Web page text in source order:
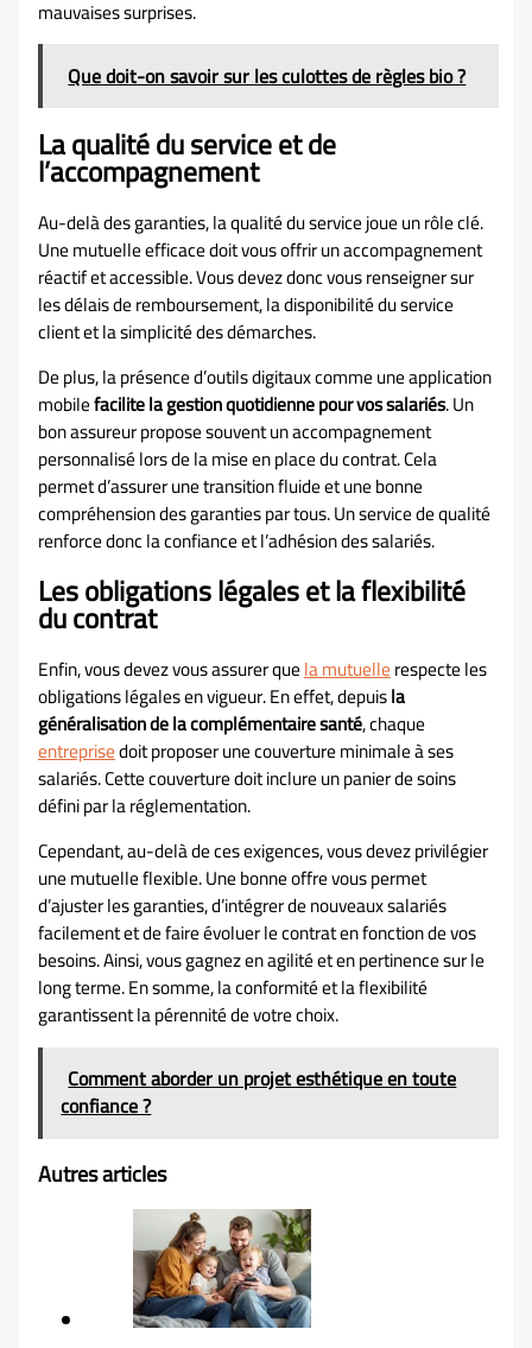
mauvaises surprises.
Que doit-on savoir sur les culottes de règles bio ?
La qualité du service et de
l’accompagnement
Au-delà des garanties, la qualité du service joue un rôle clé.
Une mutuelle efficace doit vous offrir un accompagnement
réactif et accessible. Vous devez donc vous renseigner sur
les délais de remboursement, la disponibilité du service
client et la simplicité des démarches.
De plus, la présence d’outils digitaux comme une application
mobilefacilite la gestion quotidienne pour vos salariés. Un
bon assureur propose souvent un accompagnement
personnalisé lors de la mise en place du contrat. Cela
permet d’assurer une transition fluide et une bonne
compréhension des garanties par tous. Un service de qualité
renforce donc la confiance et l’adhésion des salariés.
Les obligations légales et la flexibilité
du contrat
Enfin, vous devez vous assurer quela mutuellerespecte les
obligations légales en vigueur. En effet, depuisla
généralisation de la complémentaire santé, chaque
entreprisedoit proposer une couverture minimale à ses
salariés. Cette couverture doit inclure un panier de soins
défini par la réglementation.
Cependant, au-delà de ces exigences, vous devez privilégier
une mutuelle flexible. Une bonne offre vous permet
d’ajuster les garanties, d’intégrer de nouveaux salariés
facilement et de faire évoluer le contrat en fonction de vos
besoins. Ainsi, vous gagnez en agilité et en pertinence sur le
long terme. En somme, la conformité et la flexibilité
garantissent la pérennité de votre choix.
Comment aborder un projet esthétique en toute
confiance ?
Autres articles